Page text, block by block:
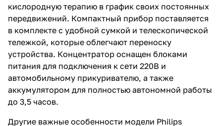
кислородную терапию в график своих постоянных
передвижений. Компактный прибор поставляется
в комплекте с удобной сумкой и телескопической
тележкой, которые облегчают переноску
устройства. Концентратор оснащен блоками
питания для подключения к сети 220В и
автомобильному прикуривателю, а также
аккумулятором для полностью автономной работы
до 3,5 часов.
Другие важные особенности модели Philips